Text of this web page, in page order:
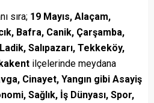
sıra; 19 Mayıs, Alaçam,
Bafra, Canik, Çarşamba,
Salıpazarı, Tekkeköy,
ilçelerinde meydana
Cinayet, Yangın gibi Asayiş
Sağlık, İş Dünyası, Spor,